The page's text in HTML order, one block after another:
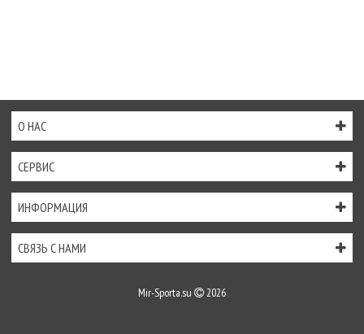
О НАС
СЕРВИС
ИНФОРМАЦИЯ
СВЯЗЬ С НАМИ
Mir-Sporta.su 2026